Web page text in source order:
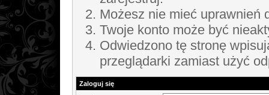
Możesz nie mieć uprawnień
Twoje konto może być
Odwiedzono tę stronę
przeglądarki zamiast użyć
Zaloguj się